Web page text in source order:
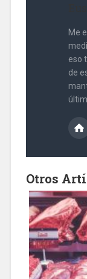
Me
eso
de
Otros